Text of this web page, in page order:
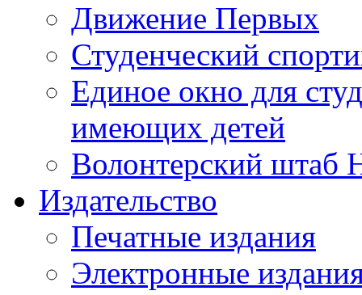
Движение Первых
Студенческий
Единое окно для
имеющих детей
Волонтерский штаб
Издательство
Печатные издания
Электронные